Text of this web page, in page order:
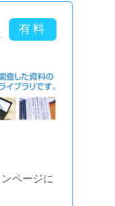
ページに